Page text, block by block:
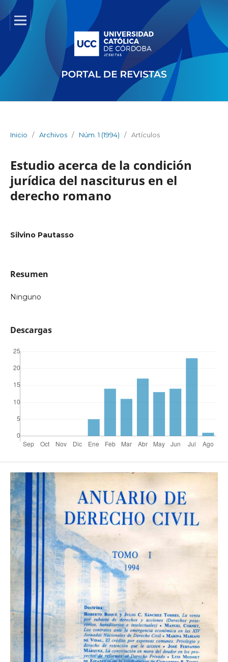
Inicio / Archivos / Núm. 1 (1994) / Artículos
Estudio acerca de la condición
jurídica del nasciturus en el
derecho romano
Silvino Pautasso
Resumen
Ninguno
Descargas